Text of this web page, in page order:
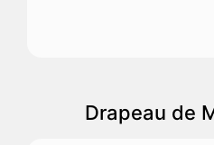
Drapeau de